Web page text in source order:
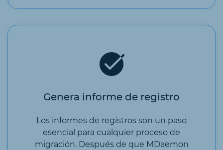
Genera informe de registro
Los informes de registros son un paso
esencial para cualquier proceso de
migración. Después de que MDaemon